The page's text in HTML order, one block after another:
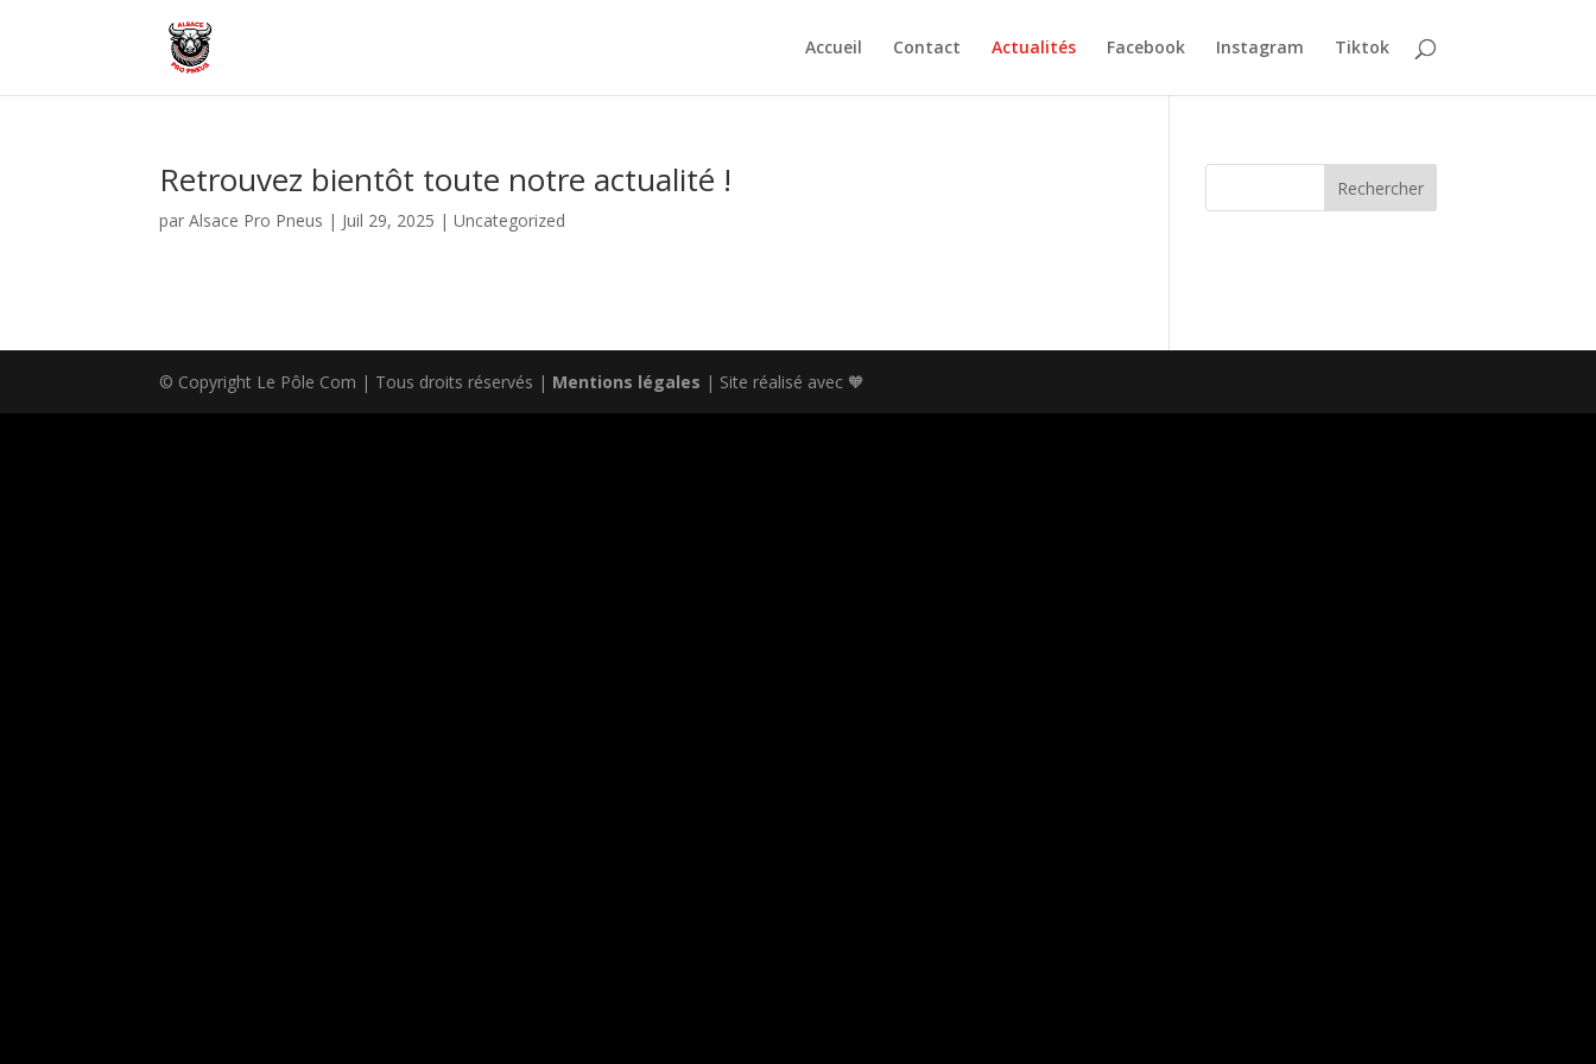
Accueil Contact Actualités Facebook Instagram Tiktok
Retrouvez bientôt toute notre actualité !
parAlsace Pro Pneus | Juil 29, 2025 |Uncategorized
Rechercher
© Copyright Le Pôle Com | Tous droits réservés | Mentions légales | Site réalisé avec 🧡